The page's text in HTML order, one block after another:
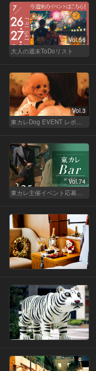
Vol.56
大人の週末ToDoリスト
Vol.3
東カレDog EVENT レポート
Vol.74
東カレ主催イベント応募詳細記事一覧